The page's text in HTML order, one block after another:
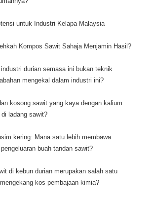
untuk Industri Kelapa Malaysia
Kompos Sawit Sahaja Menjamin Hasil?
durian semasa ini bukan teknik
mengekal dalam industri ini?
kosong sawit yang kaya dengan kalium
ladang sawit?
kering: Mana satu lebih membawa
buah tandan sawit?
di kebun durian merupakan salah satu
kos pembajaan kimia?